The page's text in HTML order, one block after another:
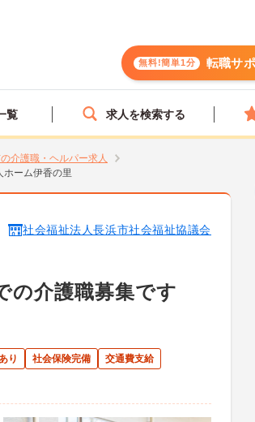
無料!簡単1分 転職サ
覧 求人を検索する
介護職・ヘルパー求人
ホーム伊香の里
社会福祉法人長浜市社会福祉協議会
の介護職募集です
り 社会保険完備
交通費支給